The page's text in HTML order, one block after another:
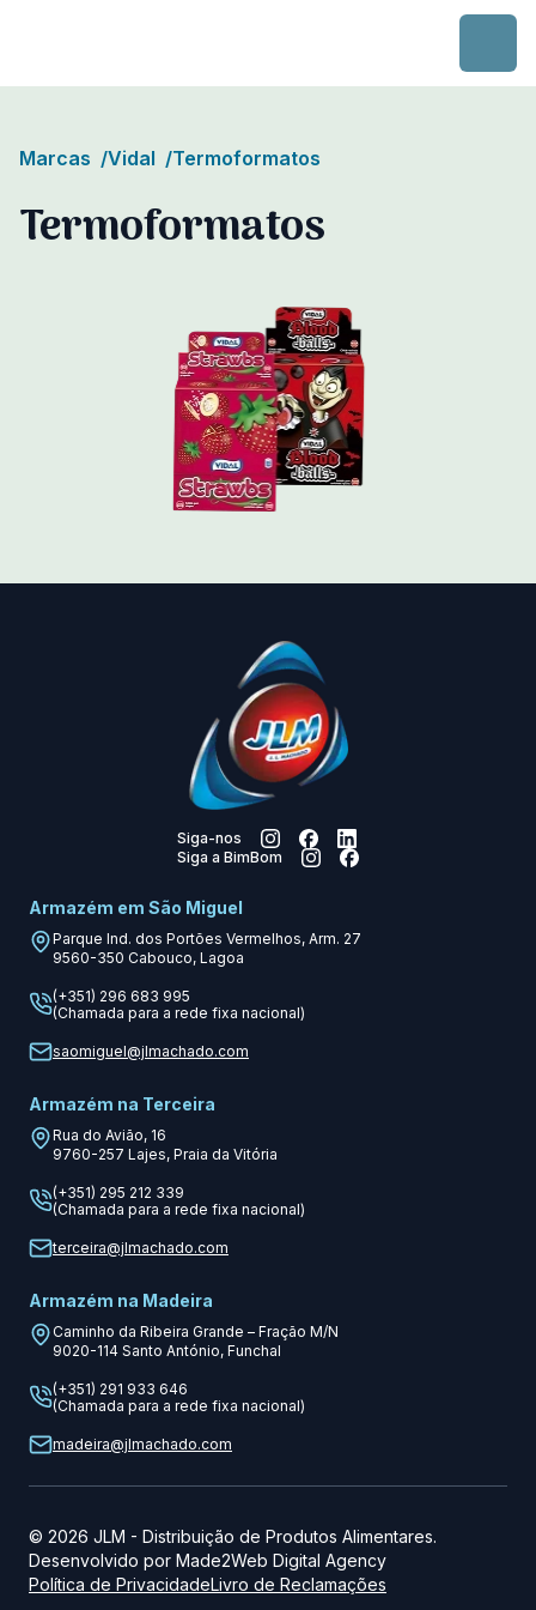
Marcas /Vidal /Termoformatos
Termoformatos
Siga-nos
Siga a BimBom
Armazém em São Miguel
Parque Ind. dos Portões Vermelhos, Arm. 27
9560-350 Cabouco, Lagoa
(+351) 296 683 995
(Chamada para a rede fixa nacional)
saomiguel@jlmachado.com
Armazém na Terceira
Rua do Avião, 16
9760-257 Lajes, Praia da Vitória
(+351) 295 212 339
(Chamada para a rede fixa nacional)
terceira@jlmachado.com
Armazém na Madeira
Caminho da Ribeira Grande – Fração M/N
9020-114 Santo António, Funchal
(+351) 291 933 646
(Chamada para a rede fixa nacional)
madeira@jlmachado.com
© 2026 JLM - Distribuição de Produtos Alimentares.
Desenvolvido por Made2Web Digital Agency
Política de PrivacidadeLivro de Reclamações